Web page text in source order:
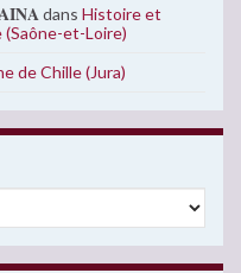
dans Histoire et
et-Loire)
de Chille (Jura)